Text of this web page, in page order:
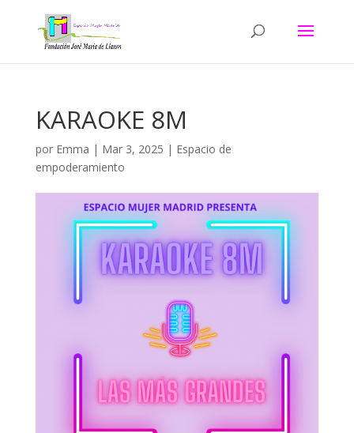
KARAOKE 8M
por Emma | Mar 3, 2025 | Espacio de
empoderamiento